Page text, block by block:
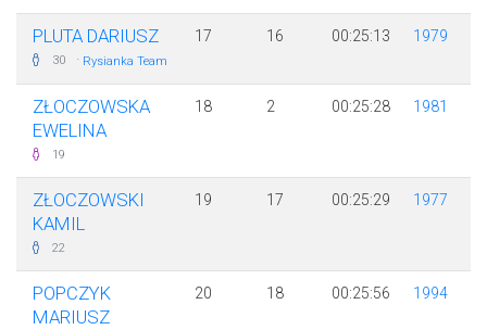
PLUTA DARIUSZ
30 · Rysianka Team
17 16 00:25:13 1979
ZŁOCZOWSKA
EWELINA
19
18 2 00:25:28 1981
ZŁOCZOWSKI
KAMIL
22
19 17 00:25:29 1977
POPCZYK
MARIUSZ
20 18 00:25:56 1994